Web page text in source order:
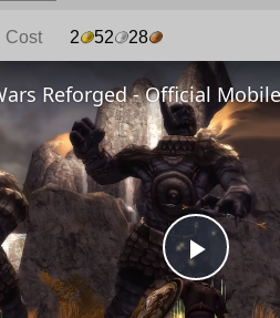
Cost 2 52 28
Play
Reforged - Official